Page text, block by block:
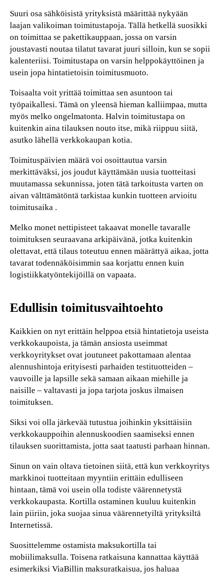
Suuri osa sähköisistä yrityksistä määrittää nykyään
laajan valikoiman toimitustapoja. Tällä hetkellä suosikki
on toimittaa se pakettikauppaan, jossa on varsin
joustavasti noutaa tilatut tavarat juuri silloin, kun se sopii
kalenteriisi. Toimitustapa on varsin helppokäyttöinen ja
usein jopa hintatietoisin toimitusmuoto.
Toisaalta voit yrittää toimittaa sen asuntoon tai
työpaikallesi. Tämä on yleensä hieman kalliimpaa, mutta
myös melko ongelmatonta. Halvin toimitustapa on
kuitenkin aina tilauksen nouto itse, mikä riippuu siitä,
asutko lähellä verkkokaupan kotia.
Toimituspäivien määrä voi osoittautua varsin
merkittäväksi, jos joudut käyttämään uusia tuotteitasi
muutamassa sekunnissa, joten tätä tarkoitusta varten on
aivan välttämätöntä tarkistaa kunkin tuotteen arvioitu
toimitusaika .
Melko monet nettipisteet takaavat monelle tavaralle
toimituksen seuraavana arkipäivänä, jotka kuitenkin
olettavat, että tilaus toteutuu ennen määrättyä aikaa, jotta
tavarat todennäköisimmin saa korjattu ennen kuin
logistiikkatyöntekijöillä on vapaata.
Edullisin toimitusvaihtoehto
Kaikkien on nyt erittäin helppoa etsiä hintatietoja useista
verkkokaupoista, ja tämän ansiosta useimmat
verkkoyritykset ovat joutuneet pakottamaan alentaa
alennushintoja erityisesti parhaiden testituotteiden –
vauvoille ja lapsille sekä samaan aikaan miehille ja
naisille – valtavasti ja jopa tarjota joskus ilmaisen
toimituksen.
Siksi voi olla järkevää tutustua joihinkin yksittäisiin
verkkokauppoihin alennuskoodien saamiseksi ennen
tilauksen suorittamista, jotta saat taatusti parhaan hinnan.
Sinun on vain oltava tietoinen siitä, että kun verkkoyritys
markkinoi tuotteitaan myyntiin erittäin edulliseen
hintaan, tämä voi usein olla todiste väärennetystä
verkkokaupasta. Kortilla ostaminen kuuluu kuitenkin
lain piiriin, joka suojaa sinua väärennetyiltä yrityksiltä
Internetissä.
Suosittelemme ostamista maksukortilla tai
mobiilimaksulla. Toisena ratkaisuna kannattaa käyttää
esimerkiksi ViaBillin maksuratkaisua, jos haluaa